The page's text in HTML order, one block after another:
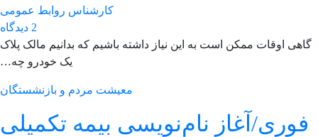
کارشناس روابط عمومی
اوقات ممکن است به این نیاز داشته باشیم که بدانیم مالک پلاک
یک خودرو چه…
معیشت مردم و بازنشستگان
آغاز نام‌نویسی بیمه تکمیلی